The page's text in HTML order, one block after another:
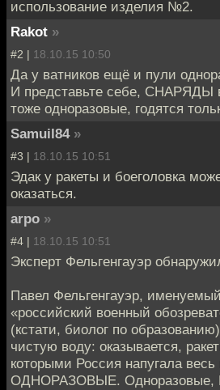
использование изделия №2.
Rakot »
#2 | 18.10.15 10:50
Да у ватников ещё и пули
И представьте себе, СНАРЯДЫ
тоже одноразовые, годятся
Samuil84 »
#3 | 18.10.15 10:51
Эдак у ракеты и боеголовка
оказаться.
arpo »
#4 | 18.10.15 10:51
Эксперт Фельгенгауэр
Павел Фельгенгауэр,
«российский военный
(кстати, биолог по
чистую воду: оказывается,
которыми Россия напугала
ОДНОРАЗОВЫЕ. Одноразовые,